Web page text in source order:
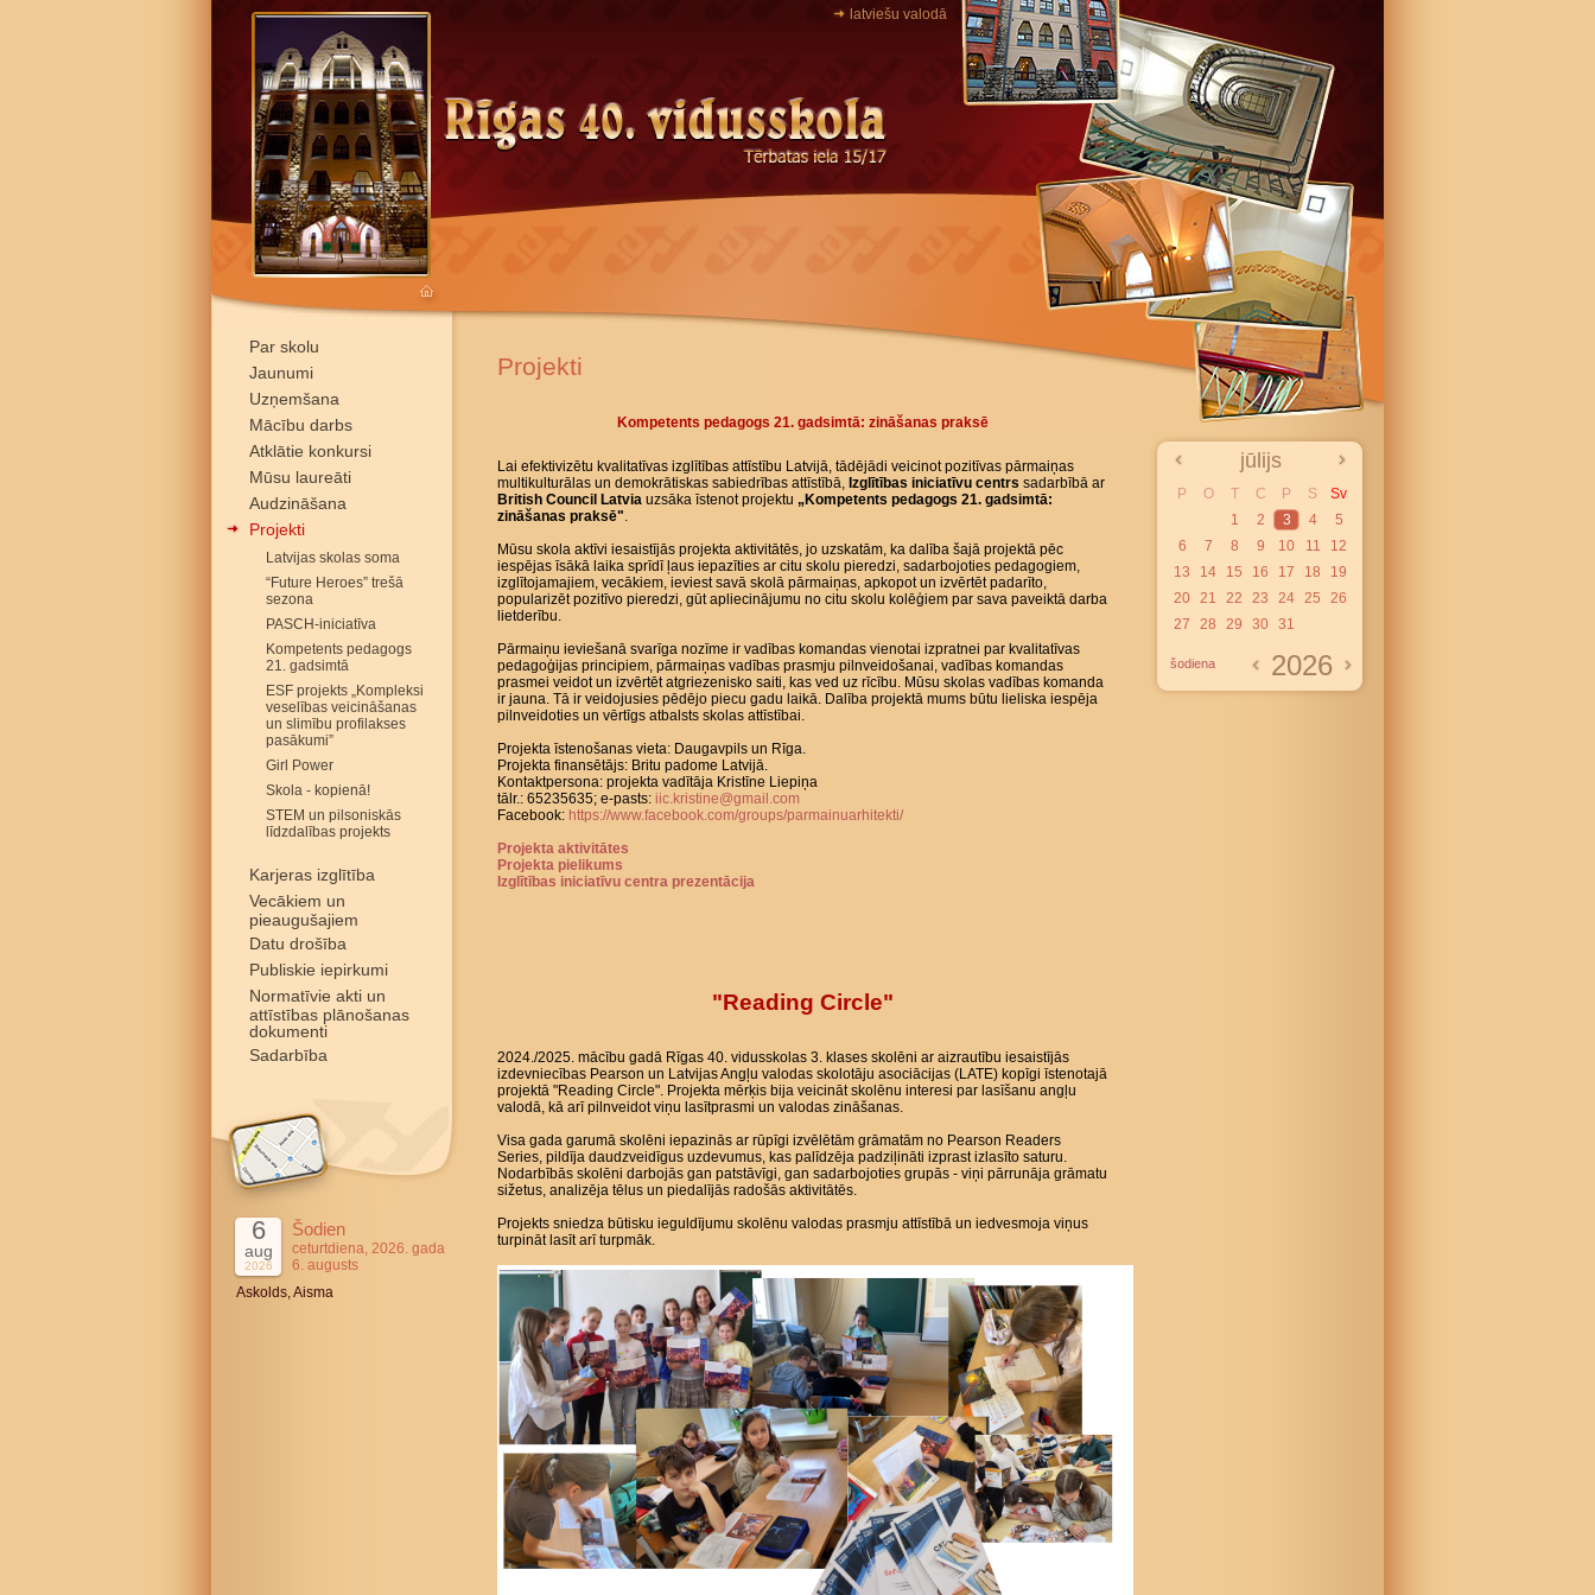
latviešu valodā
Par skolu
Jaunumi
Uzņemšana
Mācību darbs
Atklātie konkursi
Mūsu laureāti
Audzināšana
Projekti
Latvijas skolas soma
“Future Heroes” trešā
sezona
PASCH-iniciatīva
Kompetents pedagogs
21. gadsimtā
ESF projekts „Kompleksi
veselības veicināšanas
un slimību profilakses
pasākumi”
Girl Power
Skola - kopienā!
STEM un pilsoniskās
līdzdalības projekts
Karjeras izglītība
Vecākiem un
pieaugušajiem
Datu drošība
Publiskie iepirkumi
Normatīvie akti un
attīstības plānošanas
dokumenti
Sadarbība
6
aug
2026
Šodien
ceturtdiena, 2026. gada
6. augusts
Askolds, Aisma
Projekti
Kompetents pedagogs 21. gadsimtā: zināšanas praksē
Lai efektivizētu kvalitatīvas izglītības attīstību Latvijā, tādējādi veicinot pozitīvas pārmaiņas
multikulturālas un demokrātiskas sabiedrības attīstībā, Izglītības iniciatīvu centrs sadarbībā ar
British Council Latvia uzsāka īstenot projektu „Kompetents pedagogs 21. gadsimtā:
zināšanas praksē".
Mūsu skola aktīvi iesaistījās projekta aktivitātēs, jo uzskatām, ka dalība šajā projektā pēc
iespējas īsākā laika sprīdī ļaus iepazīties ar citu skolu pieredzi, sadarbojoties pedagogiem,
izglītojamajiem, vecākiem, ieviest savā skolā pārmaiņas, apkopot un izvērtēt padarīto,
popularizēt pozitīvo pieredzi, gūt apliecinājumu no citu skolu kolēģiem par sava paveiktā darba
lietderību.
Pārmaiņu ieviešanā svarīga nozīme ir vadības komandas vienotai izpratnei par kvalitatīvas
pedagoģijas principiem, pārmaiņas vadības prasmju pilnveidošanai, vadības komandas
prasmei veidot un izvērtēt atgriezenisko saiti, kas ved uz rīcību. Mūsu skolas vadības komanda
ir jauna. Tā ir veidojusies pēdējo piecu gadu laikā. Dalība projektā mums būtu lieliska iespēja
pilnveidoties un vērtīgs atbalsts skolas attīstībai.
Projekta īstenošanas vieta: Daugavpils un Rīga.
Projekta finansētājs: Britu padome Latvijā.
Kontaktpersona: projekta vadītāja Kristīne Liepiņa
tālr.: 65235635; e-pasts: iic.kristine@gmail.com
Facebook: https://www.facebook.com/groups/parmainuarhitekti/
Projekta aktivitātes
Projekta pielikums
Izglītības iniciatīvu centra prezentācija
"Reading Circle"
2024./2025. mācību gadā Rīgas 40. vidusskolas 3. klases skolēni ar aizrautību iesaistījās
izdevniecības Pearson un Latvijas Angļu valodas skolotāju asociācijas (LATE) kopīgi īstenotajā
projektā "Reading Circle". Projekta mērķis bija veicināt skolēnu interesi par lasīšanu angļu
valodā, kā arī pilnveidot viņu lasītprasmi un valodas zināšanas.
Visa gada garumā skolēni iepazinās ar rūpīgi izvēlētām grāmatām no Pearson Readers
Series, pildīja daudzveidīgus uzdevumus, kas palīdzēja padziļināti izprast izlasīto saturu.
Nodarbībās skolēni darbojās gan patstāvīgi, gan sadarbojoties grupās - viņi pārrunāja grāmatu
sižetus, analizēja tēlus un piedalījās radošās aktivitātēs.
Projekts sniedza būtisku ieguldījumu skolēnu valodas prasmju attīstībā un iedvesmoja viņus
turpināt lasīt arī turpmāk.
jūlijs
P O T C P S
Sv
1
2 3 4
5
6
7 8 9 10 11
12
13
14 15 16 17 18
19
20 21 22 23 24 25
26
27
28 29 30 31
šodiena 2026